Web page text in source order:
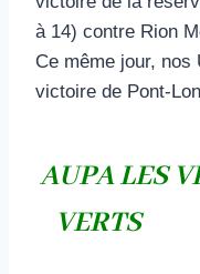
à 14) contre Rion
Ce même jour, nos
victoire de Pont-
AUPA LES
VERTS